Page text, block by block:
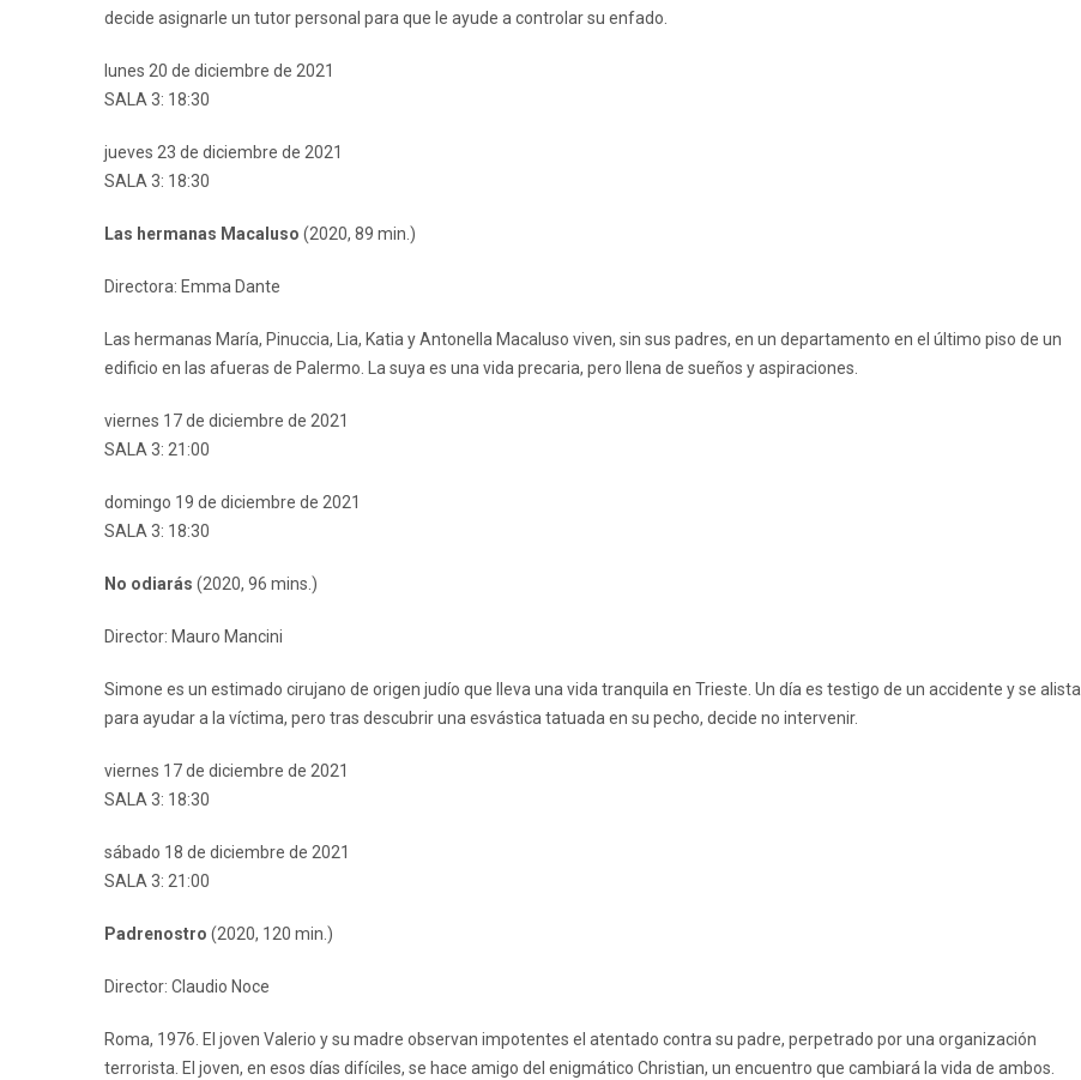
decide asignarle un tutor personal para que le ayude a controlar su enfado.
lunes 20 de diciembre de 2021
SALA 3: 18:30
jueves 23 de diciembre de 2021
SALA 3: 18:30
Las hermanas Macaluso (2020, 89 min.)
Directora: Emma Dante
Las hermanas María, Pinuccia, Lia, Katia y Antonella Macaluso viven, sin sus padres, en un departamento en el último piso de un
edificio en las afueras de Palermo. La suya es una vida precaria, pero llena de sueños y aspiraciones.
viernes 17 de diciembre de 2021
SALA 3: 21:00
domingo 19 de diciembre de 2021
SALA 3: 18:30
No odiarás (2020, 96 mins.)
Director: Mauro Mancini
Simone es un estimado cirujano de origen judío que lleva una vida tranquila en Trieste. Un día es testigo de un accidente y se alista
para ayudar a la víctima, pero tras descubrir una esvástica tatuada en su pecho, decide no intervenir.
viernes 17 de diciembre de 2021
SALA 3: 18:30
sábado 18 de diciembre de 2021
SALA 3: 21:00
Padrenostro (2020, 120 min.)
Director: Claudio Noce
Roma, 1976. El joven Valerio y su madre observan impotentes el atentado contra su padre, perpetrado por una organización
terrorista. El joven, en esos días difíciles, se hace amigo del enigmático Christian, un encuentro que cambiará la vida de ambos.